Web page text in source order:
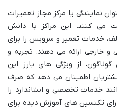
نمایندگی یا مرکز مجاز تعمیرات
می کنند. این مراکز با دانش
خدمات تعمیر و سرویس را برای
خارجی ارائه می دهند. تجربه و
از ویژگی های بارز این
اطمینان می دهد که صرف
خدمات تخصصی و استاندارد را
تکنسین های آموزش دیده برای